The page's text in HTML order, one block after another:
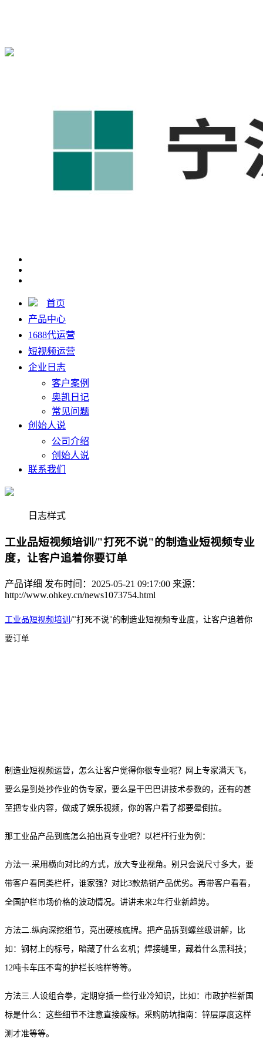
首页
产品中心
1688代运营
短视频运营
企业日志
客户案例
奥凯日记
常见问题
创始人说
公司介绍
创始人说
联系我们
日志样式
工业品短视频培训/"打死不说"的制造业短视频专业
度，让客户追着你要订单
产品详细 发布时间：2025-05-21 09:17:00 来源：
http://www.ohkey.cn/news1073754.html
工业品短视频培训 /"打死不说"的制造业短视频专业度，让客户追着你
要订单
制造业短视频运营，怎么让客户觉得你很专业呢？网上专家满天飞，
要么是到处抄作业的伪专家，要么是干巴巴讲技术参数的，还有的甚
至把专业内容，做成了娱乐视频，你的客户看了都要晕倒拉。
那工业品产品到底怎么拍出真专业呢？以栏杆行业为例：
方法一 .采用横向对比的方式，放大专业视角。别只会说尺寸多大，要
带客户看同类栏杆，谁家强？对比3款热销产品优劣。再带客户看看，
全国护栏市场价格的波动情况。讲讲未来2年行业新趋势。
方法二 .纵向深挖细节，亮出硬核底牌。把产品拆到螺丝级讲解，比
如：钢材上的标号，暗藏了什么玄机；焊接缝里，藏着什么黑科技；
12吨卡车压不弯的护栏长啥样等等。
方法三 .人设组合拳，定期穿插一些行业冷知识，比如：市政护栏新国
标是什么：这些细节不注意直接废标。 采购防坑指南：锌层厚度这样
测才准等等。